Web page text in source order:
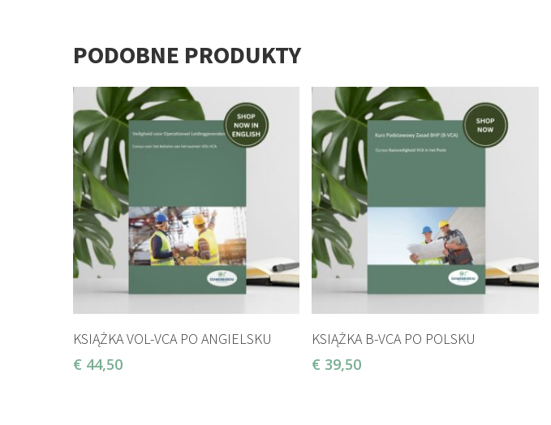
PODOBNE PRODUKTY
KSIĄŻKA VOL-VCA PO ANGIELSKU
€ 44,50
KSIĄŻKA B-VCA PO POLSKU
€ 39,50